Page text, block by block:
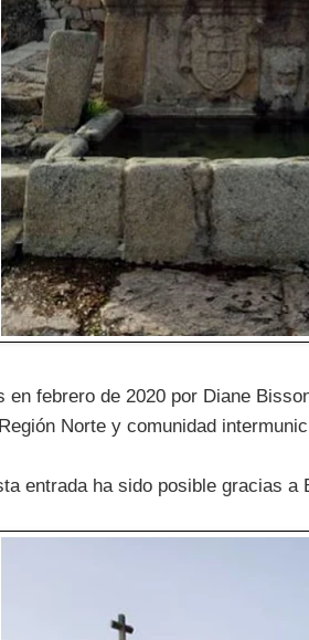
en febrero de 2020 por Diane
Norte y comunidad
entrada ha sido posible gracias